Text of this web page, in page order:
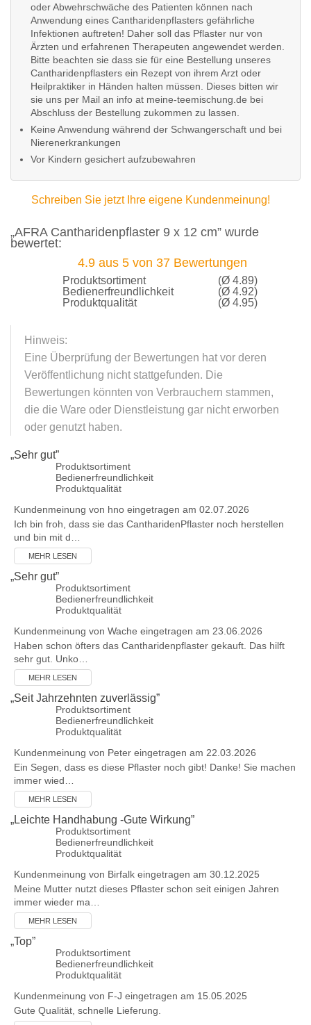
oder Abwehrschwäche des Patienten können nach
Anwendung eines Cantharidenpflasters gefährliche
Infektionen auftreten! Daher soll das Pflaster nur von
Ärzten und erfahrenen Therapeuten angewendet werden.
Bitte beachten sie dass sie für eine Bestellung unseres
Cantharidenpflasters ein Rezept von ihrem Arzt oder
Heilpraktiker in Händen halten müssen. Dieses bitten wir
sie uns per Mail an info at meine-teemischung.de bei
Abschluss der Bestellung zukommen zu lassen.
Keine Anwendung während der Schwangerschaft und bei
Nierenerkrankungen
Vor Kindern gesichert aufzubewahren
Schreiben Sie jetzt Ihre eigene Kundenmeinung!
„AFRA Cantharidenpflaster 9 x 12 cm” wurde
bewertet:
4.9 aus 5 von 37 Bewertungen
Produktsortiment
(Ø 4.89)
Bedienerfreundlichkeit
(Ø 4.92)
Produktqualität
(Ø 4.95)
Hinweis:
Eine Überprüfung der Bewertungen hat vor deren
Veröffentlichung nicht stattgefunden. Die
Bewertungen könnten von Verbrauchern stammen,
die die Ware oder Dienstleistung gar nicht erworben
oder genutzt haben.
„Sehr gut”
Produktsortiment
Bedienerfreundlichkeit
Produktqualität
Kundenmeinung von hno eingetragen am 02.07.2026
Ich bin froh, dass sie das CantharidenPflaster noch herstellen
und bin mit d…
MEHR LESEN
„Sehr gut”
Produktsortiment
Bedienerfreundlichkeit
Produktqualität
Kundenmeinung von Wache eingetragen am 23.06.2026
Haben schon öfters das Cantharidenpflaster gekauft. Das hilft
sehr gut. Unko…
MEHR LESEN
„Seit Jahrzehnten zuverlässig”
Produktsortiment
Bedienerfreundlichkeit
Produktqualität
Kundenmeinung von Peter eingetragen am 22.03.2026
Ein Segen, dass es diese Pflaster noch gibt! Danke! Sie machen
immer wied…
MEHR LESEN
„Leichte Handhabung -Gute Wirkung”
Produktsortiment
Bedienerfreundlichkeit
Produktqualität
Kundenmeinung von Birfalk eingetragen am 30.12.2025
Meine Mutter nutzt dieses Pflaster schon seit einigen Jahren
immer wieder ma…
MEHR LESEN
„Top”
Produktsortiment
Bedienerfreundlichkeit
Produktqualität
Kundenmeinung von F-J eingetragen am 15.05.2025
Gute Qualität, schnelle Lieferung.